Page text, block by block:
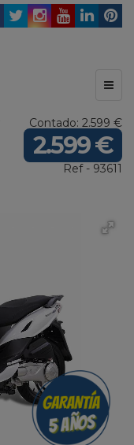
Contado: 2.599 €
2.599 €
Ref - 93611